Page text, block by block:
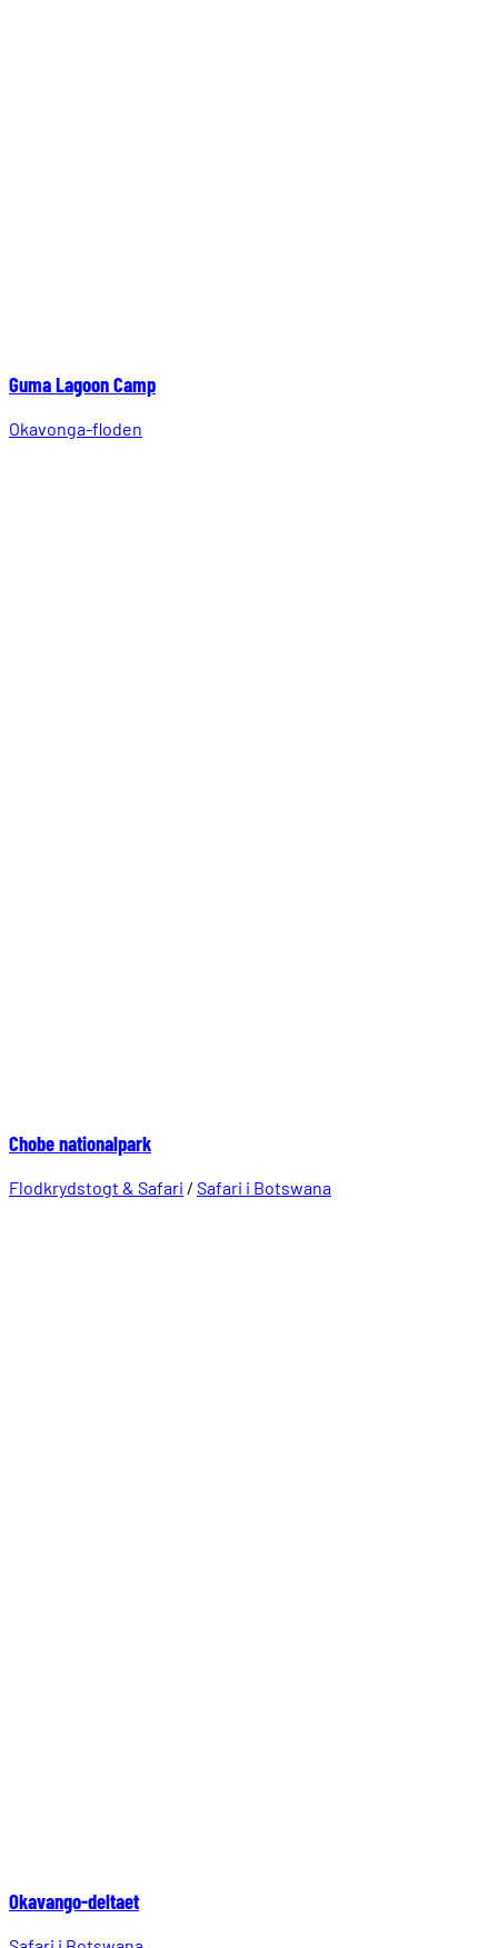
Guma Lagoon Camp
Okavonga-floden
Chobe nationalpark
Flodkrydstogt & Safari / Safari i Botswana
Okavango-deltaet